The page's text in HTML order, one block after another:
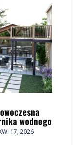
wodnego
17, 2026